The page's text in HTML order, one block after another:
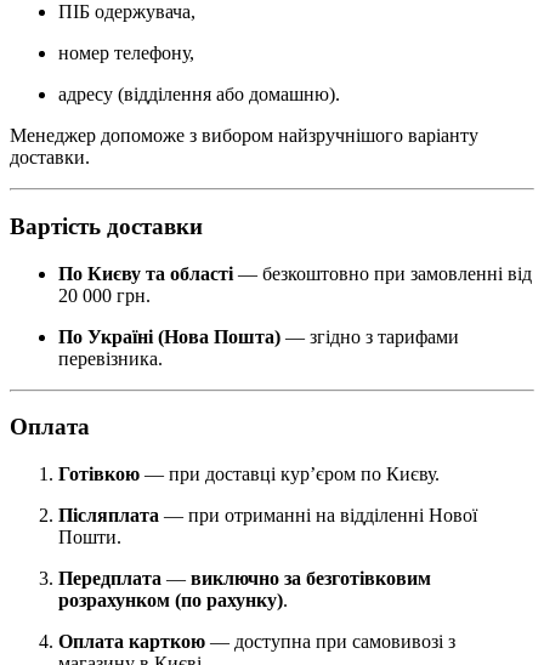
ПІБ одержувача,
номер телефону,
адресу (відділення або домашню).
Менеджер допоможе з вибором найзручнішого варіанту
доставки.
Вартість доставки
По Києву та області — безкоштовно при замовленні від
20 000 грн.
По Україні (Нова Пошта) — згідно з тарифами
перевізника.
Оплата
Готівкою — при доставці кур’єром по Києву.
Післяплата — при отриманні на відділенні Нової
Пошти.
Передплата — виключно за безготівковим
розрахунком (по рахунку).
Оплата карткою — доступна при самовивозі з